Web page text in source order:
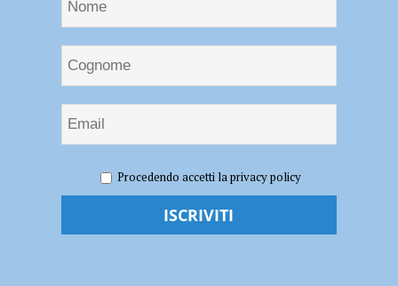
nella notte e forti piogge: strade e sottopassi allagati. A Caorso
monitorato l’argine del Chiavenna. Chiusa l’uscita di Fiorenzuola in A1
Procedendo accetti la privacy policy